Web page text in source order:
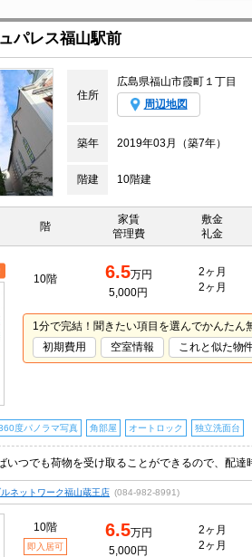
パレス福山駅前
住所
広島県福山市霞町１丁目
周辺地図
築年 2019年03月（築7年）
階建 10階建
階
家賃
管理費
敷金
礼金
10階 6.5万円
5,000円
2ヶ月
2ヶ月
1分で完結！聞きたい項目を選んでかんたん
初期費用
空室情報 これと似た物
度パノラマ写真 角部屋 オートロック 独立洗面台
ネットワーク福山蔵王店 (084-982-8991)
10階
即入居可
6.5万円
5,000円
2ヶ月
2ヶ月